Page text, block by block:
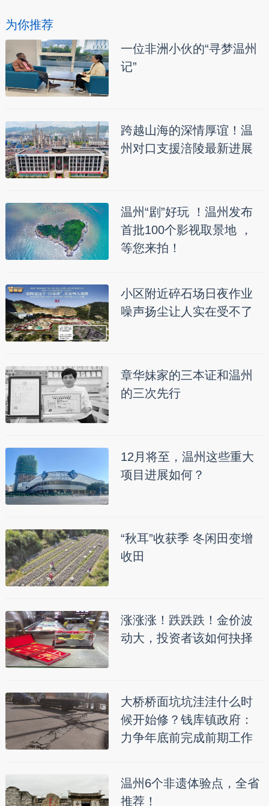
为你推荐
一位非洲小伙的“寻梦温州
记”
跨越山海的深情厚谊！温
州对口支援涪陵最新进展
温州“剧”好玩 ！温州发布
首批100个影视取景地 ，
等您来拍！
小区附近碎石场日夜作业
噪声扬尘让人实在受不了
章华妹家的三本证和温州
的三次先行
12月将至，温州这些重大
项目进展如何？
“秋耳”收获季 冬闲田变增
收田
涨涨涨！跌跌跌！金价波
动大，投资者该如何抉择
大桥桥面坑坑洼洼什么时
候开始修？钱库镇政府：
力争年底前完成前期工作
温州6个非遗体验点，全省
推荐！